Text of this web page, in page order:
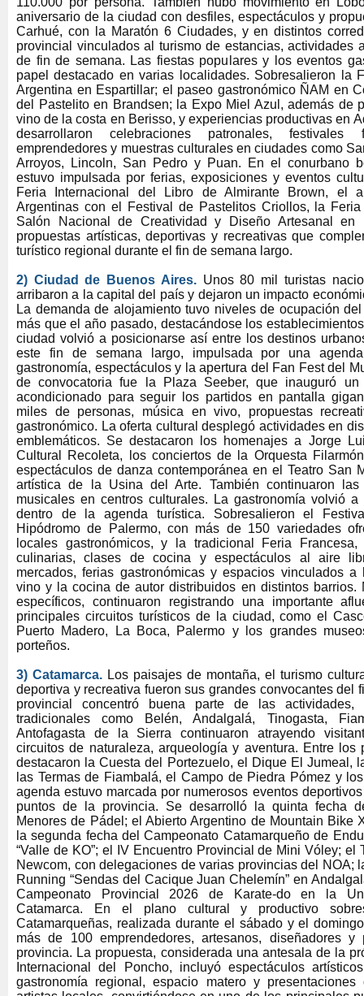
aniversario de la ciudad con desfiles, espectáculos y
Carhué, con la Maratón 6 Ciudades, y en distintos
provincial vinculados al turismo de estancias, actividades
de fin de semana. Las fiestas populares y los eventos
papel destacado en varias localidades. Sobresalieron la
Argentina en Espartillar; el paseo gastronómico ÑAM en
del Pastelito en Brandsen; la Expo Miel Azul, además de
vino de la costa en Berisso, y experiencias productivas en
desarrollaron celebraciones patronales,
emprendedores y muestras culturales en ciudades como
Arroyos, Lincoln, San Pedro y Puan. En el conurbano
estuvo impulsada por ferias, exposiciones y eventos
Feria Internacional del Libro de Almirante Brown, el
Argentinas con el Festival de Pastelitos Criollos, la
Salón Nacional de Creatividad y Diseño Artesanal en
propuestas artísticas, deportivas y recreativas que
turístico regional durante el fin de semana largo.
2) Ciudad de Buenos Aires. Unos 80 mil turistas
arribaron a la capital del país y dejaron un impacto
La demanda de alojamiento tuvo niveles de ocupación
más que el año pasado, destacándose los
ciudad volvió a posicionarse así entre los destinos
este fin de semana largo, impulsada por una
gastronomía, espectáculos y la apertura del Fan Fest del
de convocatoria fue la Plaza Seeber, que inauguró un
acondicionado para seguir los partidos en pantalla
miles de personas, música en vivo, propuestas
gastronómico. La oferta cultural desplegó actividades en
emblemáticos. Se destacaron los homenajes a Jorge
Cultural Recoleta, los conciertos de la Orquesta
espectáculos de danza contemporánea en el Teatro San
artística de la Usina del Arte. También continuaron
musicales en centros culturales. La gastronomía volvió
dentro de la agenda turística. Sobresalieron el
Hipódromo de Palermo, con más de 150 variedades
locales gastronómicos, y la tradicional Feria
culinarias, clases de cocina y espectáculos al aire
mercados, ferias gastronómicas y espacios vinculados
vino y la cocina de autor distribuidos en distintos barrios.
específicos, continuaron registrando una importante
principales circuitos turísticos de la ciudad, como el
Puerto Madero, La Boca, Palermo y los grandes
porteños.
3) Catamarca. Los paisajes de montaña, el turismo
deportiva y recreativa fueron sus grandes convocantes del
provincial concentró buena parte de las actividades,
tradicionales como Belén, Andalgalá, Tinogasta,
Antofagasta de la Sierra continuaron atrayendo
circuitos de naturaleza, arqueología y aventura. Entre los
destacaron la Cuesta del Portezuelo, el Dique El Jumeal,
las Termas de Fiambalá, el Campo de Piedra Pómez y
agenda estuvo marcada por numerosos eventos
puntos de la provincia. Se desarrolló la quinta fecha
Menores de Pádel; el Abierto Argentino de Mountain Bike
la segunda fecha del Campeonato Catamarqueño de
“Valle de KO”; el IV Encuentro Provincial de Mini Vóley; el
Newcom, con delegaciones de varias provincias del NOA;
Running “Sendas del Cacique Juan Chelemín” en
Campeonato Provincial 2026 de Karate-do en la
Catamarca. En el plano cultural y productivo
Catamarqueñas, realizada durante el sábado y el
más de 100 emprendedores, artesanos, diseñadores
provincia. La propuesta, considerada una antesala de la
Internacional del Poncho, incluyó espectáculos
gastronomía regional, espacio matero y